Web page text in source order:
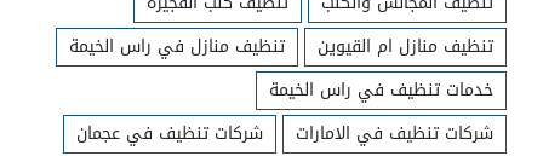
تنظيف منازل ام القيوين
تنظيف منازل في راس الخيمة
خدمات تنظيف في راس الخيمة
شركات تنظيف في الامارات
شركات تنظيف في عجمان